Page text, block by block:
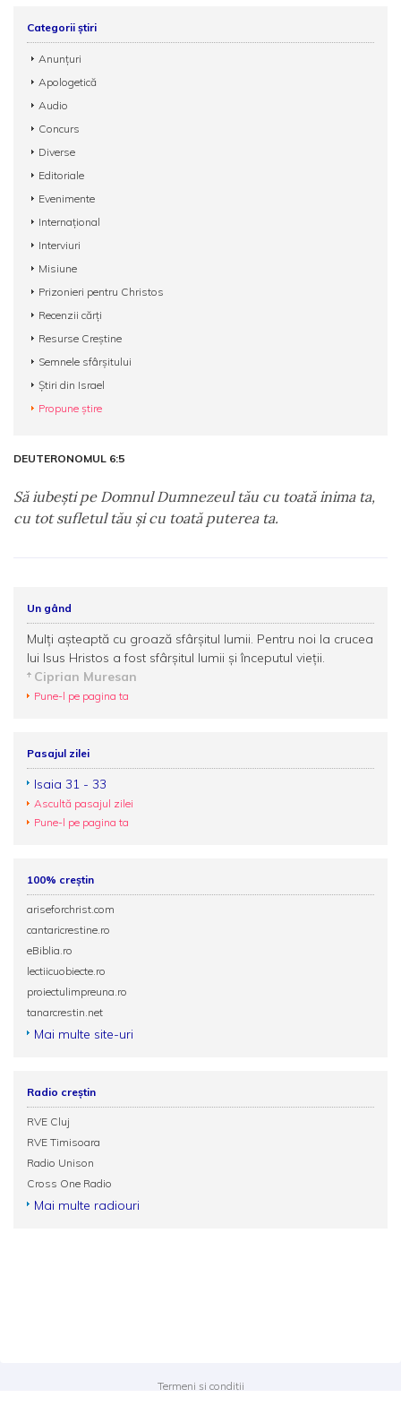
Categorii știri
Anunțuri
Apologetică
Audio
Concurs
Diverse
Editoriale
Evenimente
Internațional
Interviuri
Misiune
Prizonieri pentru Christos
Recenzii cărți
Resurse Creștine
Semnele sfârșitului
Știri din Israel
Propune știre
DEUTERONOMUL 6:5
Să iubeşti pe Domnul Dumnezeul tău cu toată inima ta,
cu tot sufletul tău şi cu toată puterea ta.
Un gând
Mulţi aşteaptă cu groază sfârşitul lumii. Pentru noi la crucea
lui Isus Hristos a fost sfârşitul lumii şi începutul vieţii.
Ciprian Muresan
Pune-l pe pagina ta
Pasajul zilei
Isaia 31 - 33
Ascultă pasajul zilei
Pune-l pe pagina ta
100% creștin
ariseforchrist.com
cantaricrestine.ro
eBiblia.ro
lectiicuobiecte.ro
proiectulimpreuna.ro
tanarcrestin.net
Mai multe site-uri
Radio creștin
RVE Cluj
RVE Timisoara
Radio Unison
Cross One Radio
Mai multe radiouri
Termeni și condiții